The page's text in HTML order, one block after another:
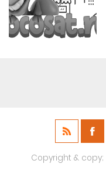
Copyright & copy;